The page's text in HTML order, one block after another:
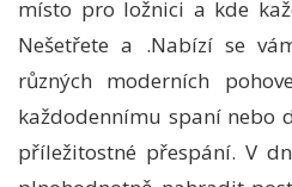
místo pro ložnici a kde
Nešetřete a .Nabízí se
různých moderních
každodennímu spaní nebo
příležitostné přespání. V